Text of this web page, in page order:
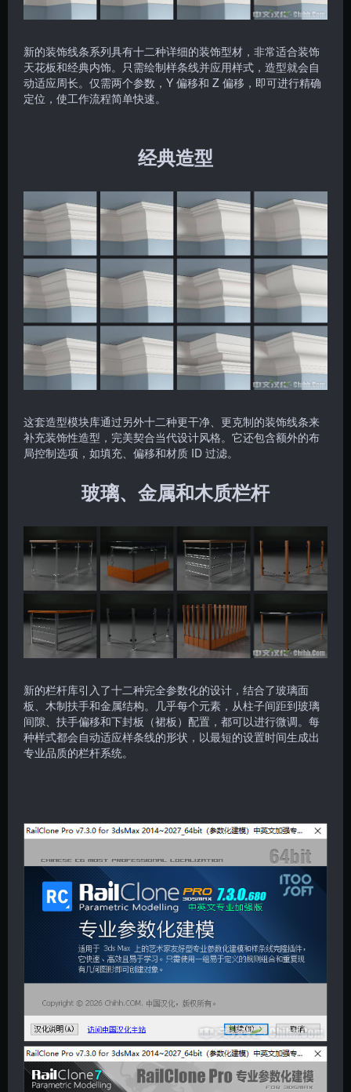
新的装饰线条系列具有十二种详细的装饰型材，非常适合装饰
天花板和经典内饰。只需绘制样条线并应用样式，造型就会自
动适应周长。仅需两个参数，Y 偏移和 Z 偏移，即可进行精确
定位，使工作流程简单快速。
经典造型
这套造型模块库通过另外十二种更干净、更克制的装饰线条来
补充装饰性造型，完美契合当代设计风格。它还包含额外的布
局控制选项，如填充、偏移和材质 ID 过滤。
玻璃、金属和木质栏杆
新的栏杆库引入了十二种完全参数化的设计，结合了玻璃面
板、木制扶手和金属结构。几乎每个元素，从柱子间距到玻璃
间隙、扶手偏移和下封板（裙板）配置，都可以进行微调。每
种样式都会自动适应样条线的形状，以最短的设置时间生成出
专业品质的栏杆系统。